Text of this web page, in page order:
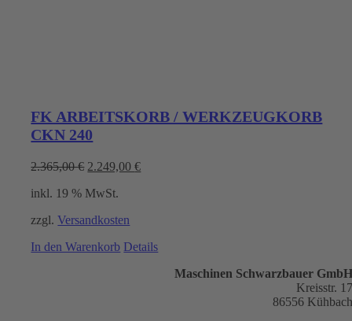
FK ARBEITSKORB / WERKZEUGKORB
CKN 240
2.365,00€ Ursprünglicher
war:
2.249,00€Aktueller
inkl. 19 % MwSt.
zzgl.Versandkosten
In den Warenkorb Details
Maschinen Schwarzbauer GmbH
Kreisstr. 17
86556 Kühbach